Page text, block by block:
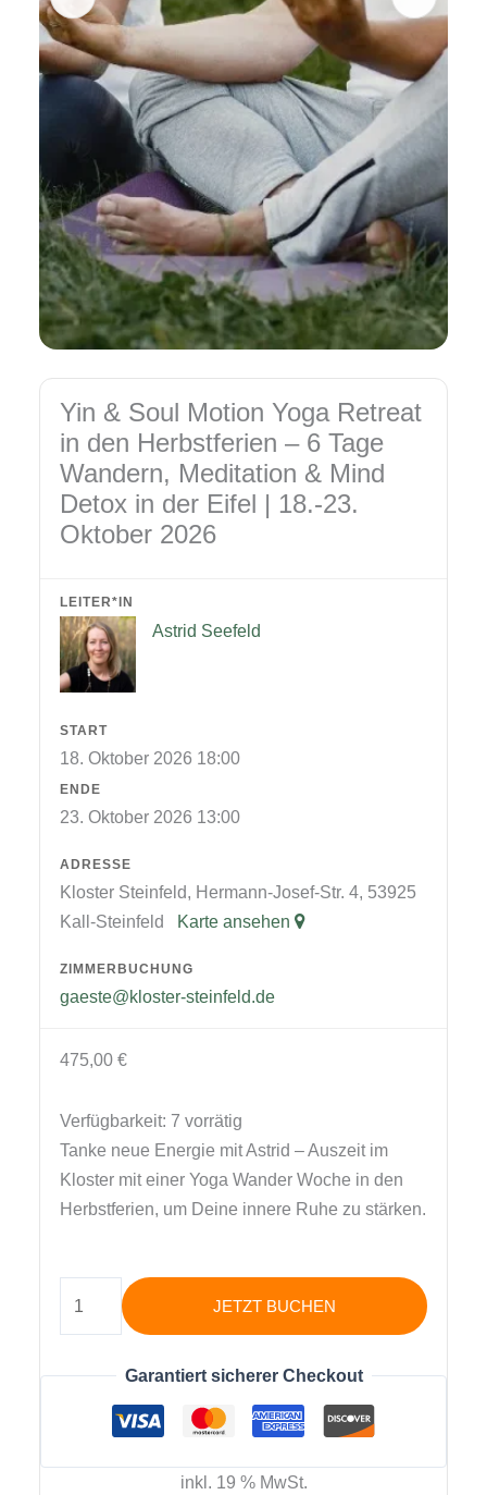
LEITER*IN
Astrid Seefeld
START
18. Oktober 2026 18:00
ENDE
23. Oktober 2026 13:00
ADRESSE
Kloster Steinfeld, Hermann-Josef-Str. 4, 53925
Kall-Steinfeld
Karte ansehen
ZIMMERBUCHUNG
gaeste@kloster-steinfeld.de
Yin & Soul Motion Yoga Retreat
in den Herbstferien – 6 Tage
Wandern, Meditation & Mind
Detox in der Eifel | 18.-23.
Oktober 2026
475,00 €
inkl. 19 % MwSt.
Tanke neue Energie mit Astrid – Auszeit im
Kloster mit einer Yoga Wander Woche in den
Herbstferien, um Deine innere Ruhe zu stärken.
Verfügbarkeit: 7 vorrätig
Motion
Retreat
in
JETZT BUCHEN
Garantiert sicherer Checkout
18.-23.
Oktober